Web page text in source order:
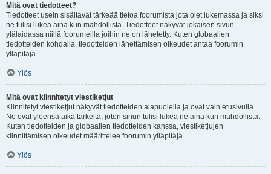
Mitä ovat tiedotteet?
Tiedotteet usein sisältävät tärkeää tietoa foorumista jota olet lukemassa ja siksi
ne tulisi lukea aina kun mahdollista. Tiedotteet näkyvät jokaisen sivun
ylälaidassa niillä foorumeilla joihin ne on lähetetty. Kuten globaalien
tiedotteiden kohdalla, tiedotteiden lähettämisen oikeudet antaa foorumin
ylläpitäjä.
Ylös
Mitä ovat kiinnitetyt viestiketjut
Kiinnitetyt viestiketjut näkyvät tiedotteiden alapuolella ja ovat vain etusivulla.
Ne ovat yleensä aika tärkeitä, joten sinun tulisi lukea ne aina kun mahdollista.
Kuten tiedotteiden ja globaalien tiedotteiden kanssa, viestiketjujen
kiinnittämisen oikeudet määrittelee foorumin ylläpitäjä.
Ylös